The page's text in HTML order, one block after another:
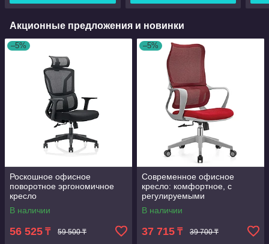
Акционные предложения и новинки
–5%
Роскошное офисное
поворотное эргономичное
кресло
В наличии
56 525 ₸ 59 500 ₸
–5%
Современное офисное
кресло: комфортное, с
регулируемыми
подлокотниками,
поворотное, сетчатое,
эргономичное, для
руководителей, с п
В наличии
37 715 ₸ 39 700 ₸